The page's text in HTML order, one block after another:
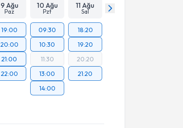
9 Ağu
Paz
10 Ağu
Pzt
11 Ağu
Sal
19:00
20:00
21:00
22:00
09:30
10:30
11:30
13:00
14:00
18:20
19:20
20:20
21:20